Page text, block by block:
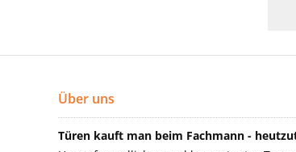
Über uns
Türen kauft man beim Fachmann -